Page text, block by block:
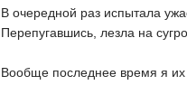
В очередной раз испытала
Перепугавшись, лезла на
Вообще последнее время я их